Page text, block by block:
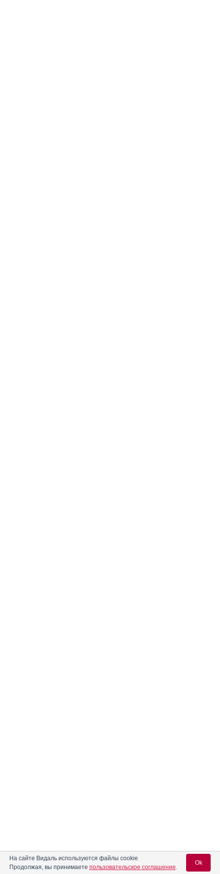
На сайте Видаль используются файлы cookie
Продолжая, вы принимаете пользовательское соглашение.
Ok